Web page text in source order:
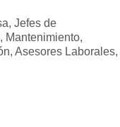
Jefes de
Mantenimiento,
Asesores Laborales,